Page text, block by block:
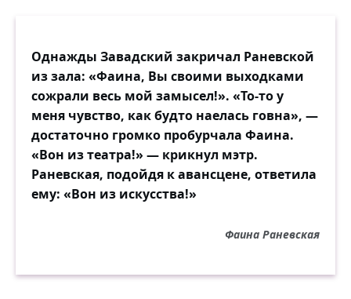
Однажды Завадский закричал Раневской
из зала: «Фаина, Вы своими выходками
сожрали весь мой замысел!». «То-то у
меня чувство, как будто наелась говна», —
достаточно громко пробурчала Фаина.
«Вон из театра!» — крикнул мэтр.
Раневская, подойдя к авансцене, ответила
ему: «Вон из искусства!»
Фаина Раневская